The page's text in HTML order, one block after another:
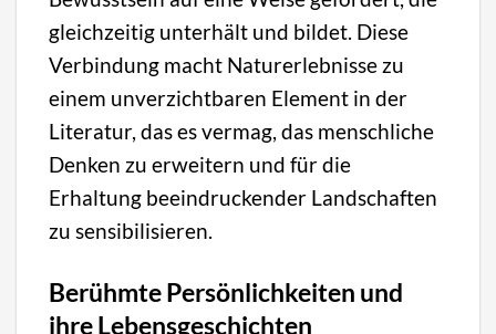
gleichzeitig unterhält und bildet. Diese
Verbindung macht Naturerlebnisse zu
einem unverzichtbaren Element in der
Literatur, das es vermag, das menschliche
Denken zu erweitern und für die
Erhaltung beeindruckender Landschaften
zu sensibilisieren.
Berühmte Persönlichkeiten und
ihre Lebensgeschichten